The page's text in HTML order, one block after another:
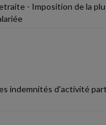
- Imposition de la
indemnités d'activité